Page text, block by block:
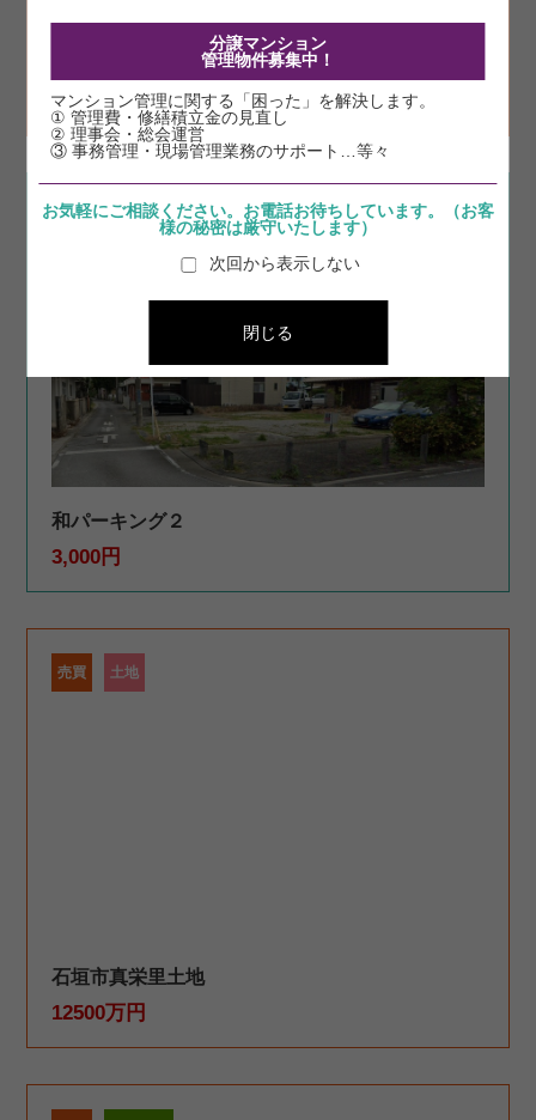
分譲マンション
管理物件募集中！
マンション管理に関する「困った」を解決します。
① 管理費・修繕積立金の見直し
② 理事会・総会運営
③ 事務管理・現場管理業務のサポート…等々
お気軽にご相談ください。お電話お待ちしています。（お客
様の秘密は厳守いたします）
次回から表示しない
閉じる
カヌチャヴィラ マグノリア
2720万円
賃貸 駐車場
和パーキング２
3,000円
売買 土地
石垣市真栄里土地
12500万円